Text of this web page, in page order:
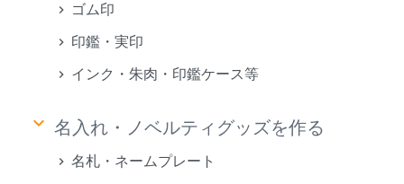
ゴム印
印鑑・実印
インク・朱肉・印鑑ケース等
keyboard_arrow_down 名入れ・ノベルティグッズを作る
名札・ネームプレート